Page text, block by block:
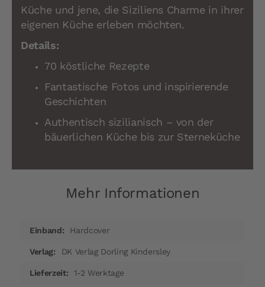
Küche und jene, die Siziliens Charme in ihrer
eigenen Küche erleben möchten.
Details:
70 köstliche Rezepte
Fantastische Fotos und inspirierende
Geschichten
Authentisch sizilianisch – von der
bäuerlichen Küche bis zur Sterneküche
Mehr Informationen
Informationen Hardcover
DK Verlag Dorling Kindersley
1-2 Werktage